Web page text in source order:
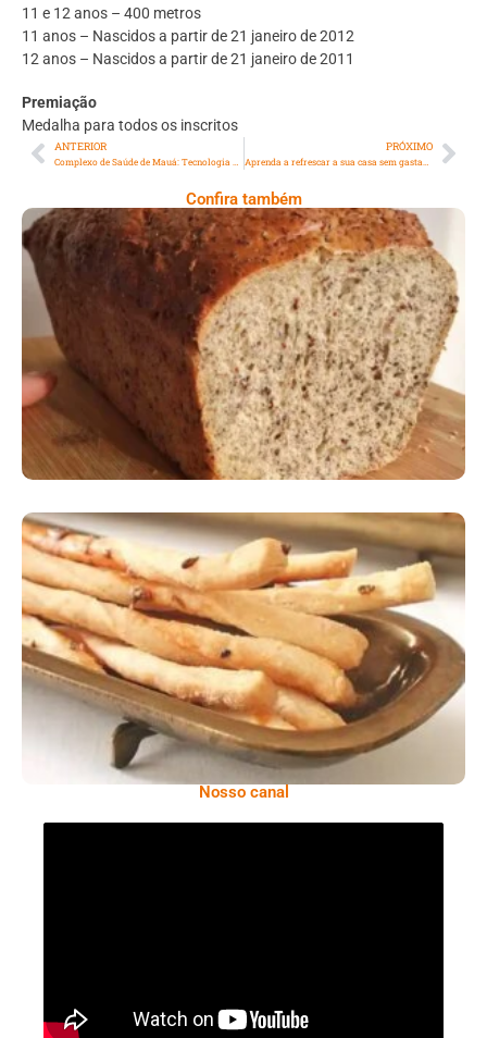
11 e 12 anos – 400 metros
11 anos – Nascidos a partir de 21 janeiro de 2012
12 anos – Nascidos a partir de 21 janeiro de 2011
Premiação
Medalha para todos os inscritos
ANTERIOR PRÓXIMO
Confira também
Comer Bem: Pão Low Carb
Comer Bem: Palitinhos De Cebola E Salsa
Nosso canal